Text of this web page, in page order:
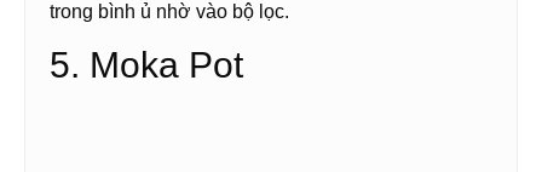
trong bình ủ nhờ vào bộ lọc.
5. Moka Pot